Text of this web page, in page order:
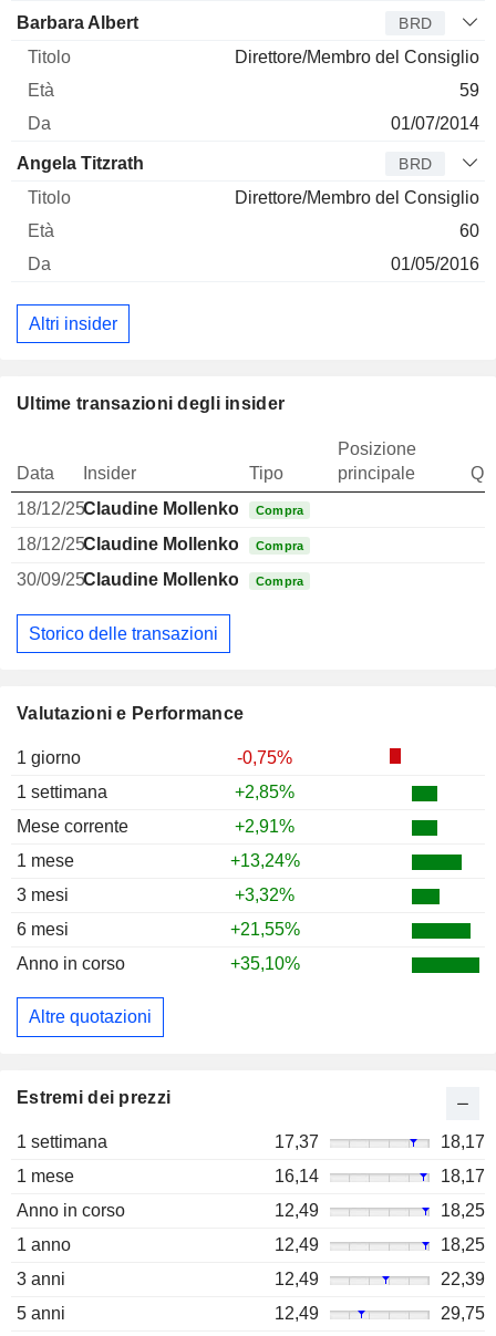
Valutazioni e Performance
1 giorno
-0,75%
1 settimana
+2,85%
Mese corrente
+2,91%
1 mese
+13,24%
3 mesi
+3,32%
6 mesi
+21,55%
Anno in corso
+35,10%
Altre quotazioni
Estremi dei prezzi
1 settimana 17,37
18,17
1 mese
16,14
18,17
Anno in corso
12,49
18,25
1 anno
12,49
18,25
3 anni
12,49
22,39
5 anni
12,49
29,75
Barbara Albert BRD
Direttore/Membro del Consiglio
59
01/07/2014
Angela Titzrath BRD
Direttore/Membro del Consiglio
60
01/05/2016
Altri insider
Ultime transazioni degli insider
Data Insider Tipo
Posizione
principale
18/12/25Claudine Mollenkopf Compra
18/12/25Claudine Mollenkopf Compra
30/09/25Claudine Mollenkopf Compra
Storico delle transazioni